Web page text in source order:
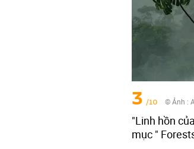
3 /10 © Ảnh :
"Linh hồn
mục "